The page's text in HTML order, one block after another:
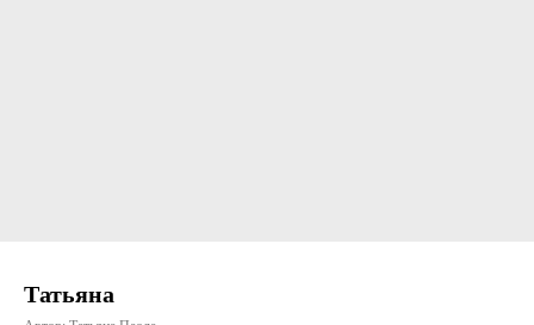
Татьяна